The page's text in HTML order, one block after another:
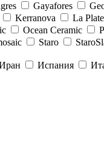
Gayafores
Kerranova La
Ocean Ceramic
Staro
Испания